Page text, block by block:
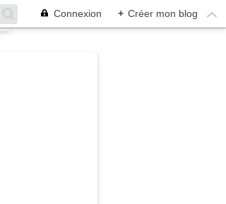
Connexion + Créer mon blog